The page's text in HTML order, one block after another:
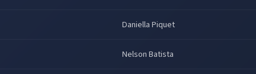
Daniella Piquet
Nelson Batista